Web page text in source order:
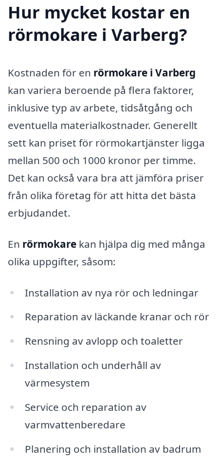
Hur mycket kostar en
rörmokare i Varberg?
Kostnaden för en rörmokare i Varberg
kan variera beroende på flera faktorer,
inklusive typ av arbete, tidsåtgång och
eventuella materialkostnader. Generellt
sett kan priset för rörmokartjänster ligga
mellan 500 och 1000 kronor per timme.
Det kan också vara bra att jämföra priser
från olika företag för att hitta det bästa
erbjudandet.
En rörmokare kan hjälpa dig med många
olika uppgifter, såsom:
Installation av nya rör och ledningar
Reparation av läckande kranar och rör
Rensning av avlopp och toaletter
Installation och underhåll av
värmesystem
Service och reparation av
varmvattenberedare
Planering och installation av badrum